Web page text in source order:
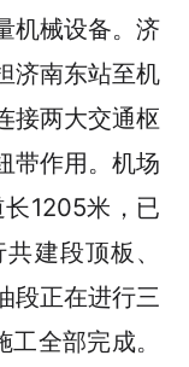
机械设备。济
济南东站至机
接两大交通枢
带作用。机场
1205米，已
建段顶板、
段正在进行三
全部完成。